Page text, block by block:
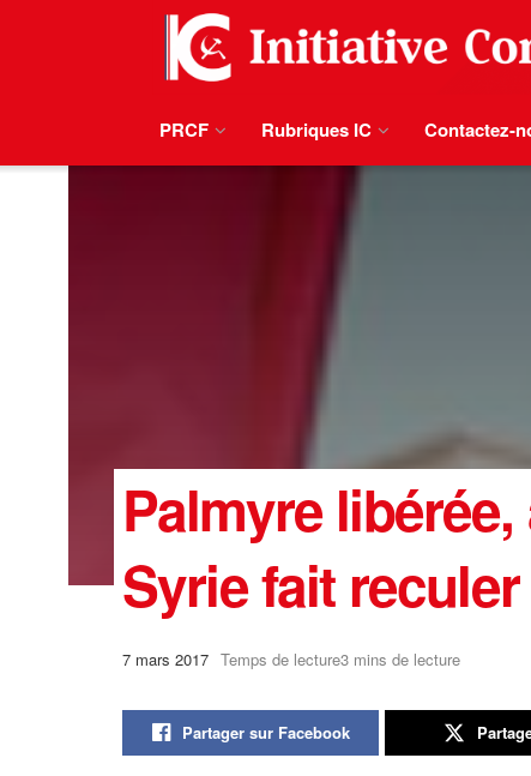
PRCF Rubriques IC Contactez-
Palmyre libérée,
Syrie fait
7 mars 2017 Temps de lecture3 mins de lecture
Partager sur Facebook